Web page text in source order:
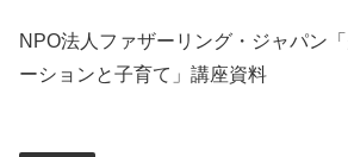
NPO法人ファザーリング・ジャパン
ーションと子育て」講座資料